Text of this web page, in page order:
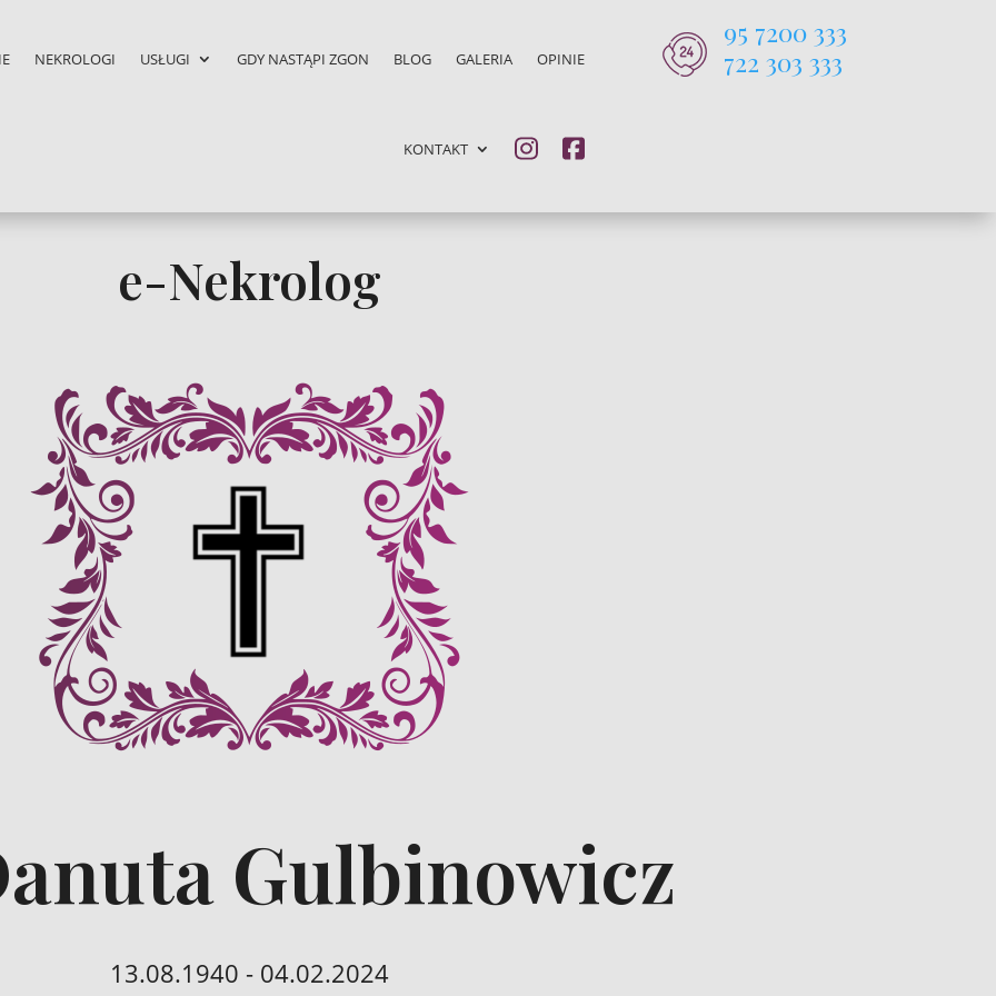
NEKROLOGI USŁUGI GDY NASTĄPI ZGON BLOG GALERIA OPINIE
KONTAKT
95 7200 333
722 303 333
e-Nekrolog
Gulbinowicz
13.08.1940 - 04.02.2024